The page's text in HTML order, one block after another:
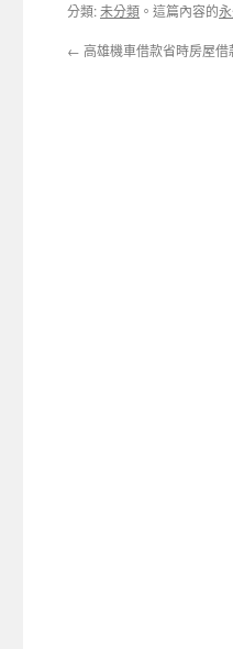
分類:未分類 。這篇內容的
← 高雄機車借款省時房屋